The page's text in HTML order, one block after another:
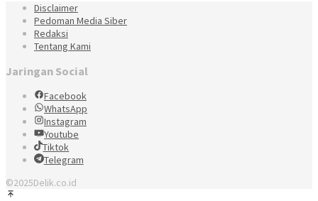
Disclaimer
Pedoman Media Siber
Redaksi
Tentang Kami
Jaringan Social
Facebook
WhatsApp
Instagram
Youtube
Tiktok
Telegram
©2025Delik.co.id